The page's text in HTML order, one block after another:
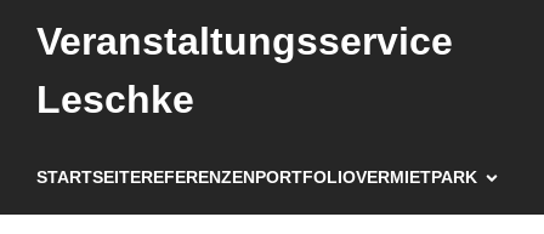
Veranstaltungsservice
Leschke
STARTSEITEREFERENZENPORTFOLIOVERMIETPARK